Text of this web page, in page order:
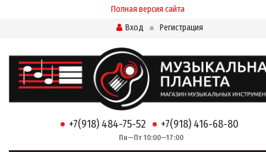
Полная версия сайта
Вход
Регистрация
+7(918) 484-75-52 +7(918) 416-68-80
Пн—Пт 10:00—17:00